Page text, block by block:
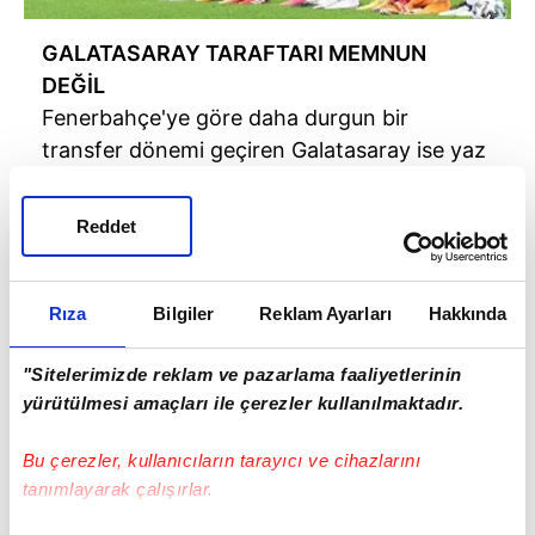
Rıza Bilgiler Reklam Ayarları Hakkında
"Sitelerimizde reklam ve pazarlama faaliyetlerinin
yürütülmesi amaçları ile çerezler kullanılmaktadır.
Bu çerezler, kullanıcıların tarayıcı ve cihazlarını
tanımlayarak çalışırlar.
Reddet
GALATASARAY TARAFTARI MEMNUN
DEĞİL
Fenerbahçe'ye göre daha durgun bir
transfer dönemi geçiren Galatasaray ise yaz
hamlelerle taraftarını memnun edememişti.